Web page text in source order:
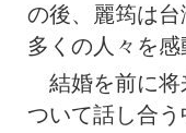
の後、麗筠は台
多くの人々を感
結婚を前に将
ついて話し合